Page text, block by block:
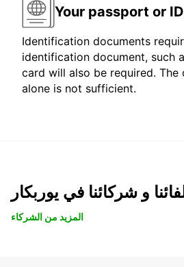
Your passport or
Identification documents
identification document, such
card will also be required. The
alone is not sufficient.
و شركائنا في يوربكار
المزيد من الشركاء